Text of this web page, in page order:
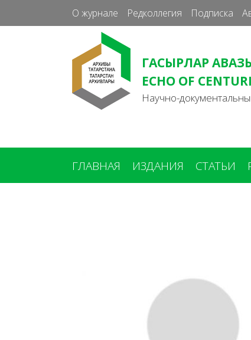
О журнале Редколлегия Подписка
ГАСЫРЛАР
ECHO OF
Научно-
ГЛАВНАЯ ИЗДАНИЯ СТАТЬИ